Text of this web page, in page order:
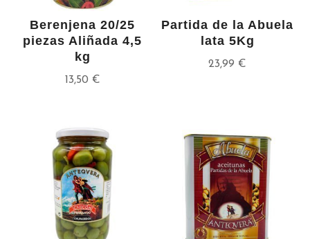
Berenjena 20/25
piezas Aliñada 4,5
kg
13,50 €
Partida de la Abuela
lata 5Kg
23,99€